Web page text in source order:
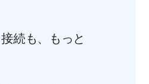
続も、もっと